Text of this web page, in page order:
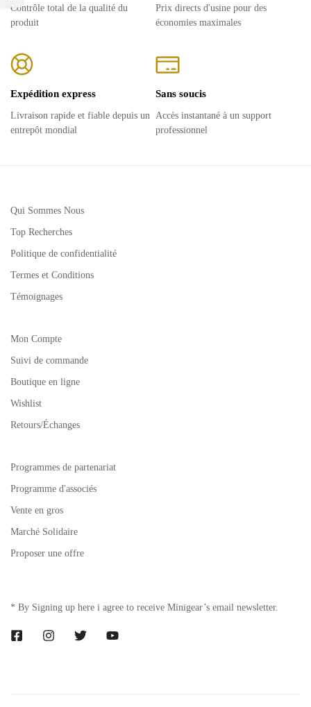
Contrôle total de la qualité du
produit
Prix ​​directs d'usine pour des
économies maximales
Expédition express
Livraison rapide et fiable depuis un
entrepôt mondial
Sans soucis
Accès instantané à un support
professionnel
Qui Sommes Nous
Top Recherches
Politique de confidentialité
Termes et Conditions
Témoignages
Mon Compte
Suivi de commande
Boutique en ligne
Wishlist
Retours/Échanges
Programmes de partenariat
Programme d'associés
Vente en gros
Marché Solidaire
Proposer une offre
* By Signing up here i agree to receive Minigear’s email newsletter.